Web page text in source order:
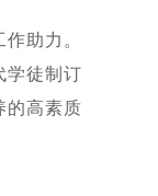
助力。
学徒制订
的高素质